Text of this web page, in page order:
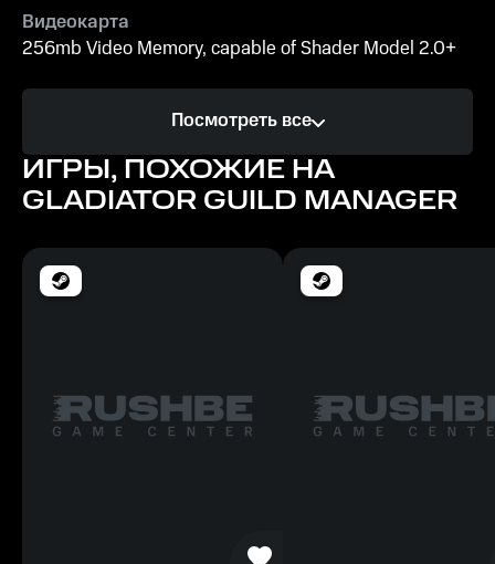
Видеокарта
256mb Video Memory, capable of Shader Model 2.0+
Память
6 GB ОЗУ
Место на диске
2 GB
Посмотреть все
ИГРЫ, ПОХОЖИЕ НА
GLADIATOR GUILD MANAGER